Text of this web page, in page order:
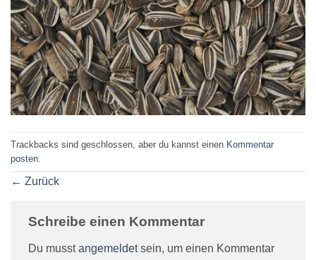
Trackbacks sind geschlossen, aber du kannst einen Kommentar
posten
← Zurück
Schreibe einen Kommentar
Du musstangemeldetsein, um einen Kommentar